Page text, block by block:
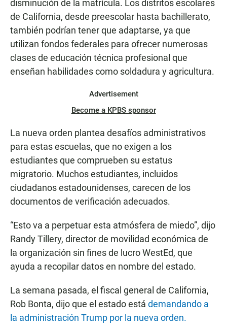
disminución de la matrícula. Los distritos escolares
de California, desde preescolar hasta bachillerato,
también podrían tener que adaptarse, ya que
utilizan fondos federales para ofrecer numerosas
clases de educación técnica profesional que
enseñan habilidades como soldadura y agricultura.
Advertisement
Become a KPBS sponsor
La nueva orden plantea desafíos administrativos
para estas escuelas, que no exigen a los
estudiantes que comprueben su estatus
migratorio. Muchos estudiantes, incluidos
ciudadanos estadounidenses, carecen de los
documentos de verificación adecuados.
“Esto va a perpetuar esta atmósfera de miedo”, dijo
Randy Tillery, director de movilidad económica de
la organización sin fines de lucro WestEd, que
ayuda a recopilar datos en nombre del estado.
La semana pasada, el fiscal general de California,
Rob Bonta, dijo que el estado está demandando a
la administración Trump por la nueva orden.